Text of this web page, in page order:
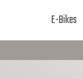
E-Bikes